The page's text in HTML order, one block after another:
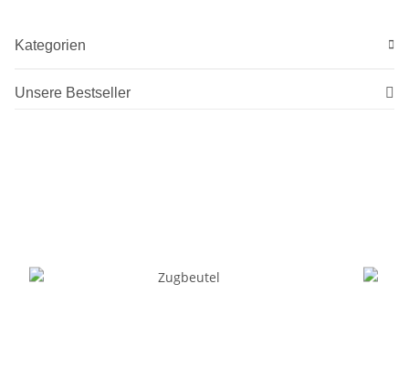
Kategorien
Unsere Bestseller